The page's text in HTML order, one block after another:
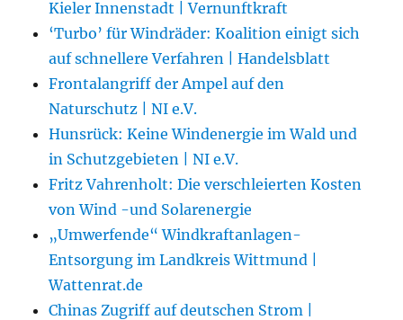
Kieler Innenstadt | Vernunftkraft
‘Turbo’ für Windräder: Koalition einigt sich
auf schnellere Verfahren | Handelsblatt
Frontalangriff der Ampel auf den
Naturschutz | NI e.V.
Hunsrück: Keine Windenergie im Wald und
in Schutzgebieten | NI e.V.
Fritz Vahrenholt: Die verschleierten Kosten
von Wind -und Solarenergie
„Umwerfende“ Windkraftanlagen-
Entsorgung im Landkreis Wittmund |
Wattenrat.de
Chinas Zugriff auf deutschen Strom |